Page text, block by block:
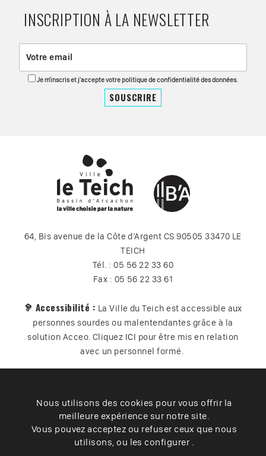
INSCRIPTION À LA NEWSLETTER
Je m'inscris et j'accepte votre politique de confidentialité des données.
64, Bis avenue de la Côte d’Argent CS 90505 33470 LE
TEICH
Tél. : 05 56 22 33 60
Fax : 05 56 22 33 61
🦻 Accessibilité : La Ville du Teich est accessible aux
personnes sourdes ou malentendantes grâce à la
solution Acceo. Cliquez ICI pour être mis en relation
avec un personnel formé.
Plan du site Contact Vos données
Cookies
Accessibilité
Nous utilisons des cookies pour vous offrir la
meilleure expérience sur notre site.
Vous pouvez acceptez ou refuser ceux que nous
utilisons, ou les configurer .